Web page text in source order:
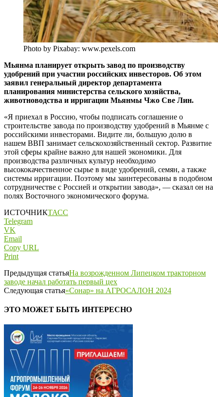
Photo by Pixabay: www.pexels.com
Мьянма планирует открыть завод по производству
удобрений при участии российских инвесторов. Об этом
заявил генеральный директор департамента
планирования министерства сельского хозяйства,
животноводства и ирригации Мьянмы Чжо Све Лин.
«Я приехал в Россию, чтобы подписать соглашение о
строительстве завода по производству удобрений в Мьянме с
российскими инвесторами. Видите ли, большую долю в
нашем ВВП занимает сельскохозяйственный сектор. Развитие
этой сферы крайне важно для нашей экономики. Для
производства различных культур необходимо
высококачественное сырье в виде удобрений, семян, а также
системы ирригации. Поэтому мы заинтересованы в подобном
сотрудничестве с Россией и открытии завода», — сказал он на
полях Восточного экономического форума.
ИСТОЧНИКТАСС
Telegram
VK
Email
Copy URL
Print
Предыдущая статьяНа возрожденном Липецком тракторном
заводе начал работать первый цех
Следующая статья«Сонар» на АГРОСАЛОН 2024
ЭТО МОЖЕТ БЫТЬ ИНТЕРЕСНО